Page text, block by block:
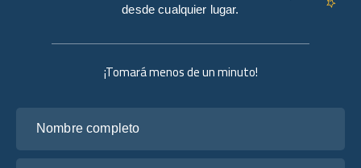
¡Tomará menos de un minuto!
desde cualquier lugar.